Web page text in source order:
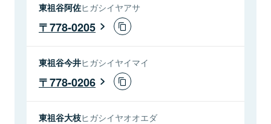
東祖谷阿佐ヒガシイヤアサ
778-0205
東祖谷今井ヒガシイヤイマイ
778-0206
東祖谷大枝ヒガシイヤオオエダ